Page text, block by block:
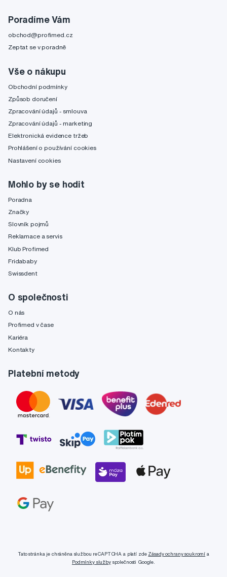
Poradíme Vám
obchod@profimed.cz
Zeptat se v poradně
Vše o nákupu
Obchodní podmínky
Způsob doručení
Zpracování údajů - smlouva
Zpracování údajů - marketing
Elektronická evidence tržeb
Prohlášení o používání cookies
Nastavení cookies
Mohlo by se hodit
Poradna
Značky
Slovník pojmů
Reklamace a servis
Klub Profimed
Fridababy
Swissdent
O společnosti
O nás
Profimed v čase
Kariéra
Kontakty
Platební metody
Tato stránka je chráněna službou reCAPTCHA a platí zde Zásady ochrany soukromí a
Podmínky službyspolečnosti Google.